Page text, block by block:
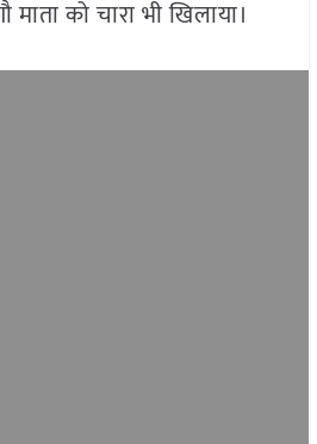
को चारा भी खिलाया।